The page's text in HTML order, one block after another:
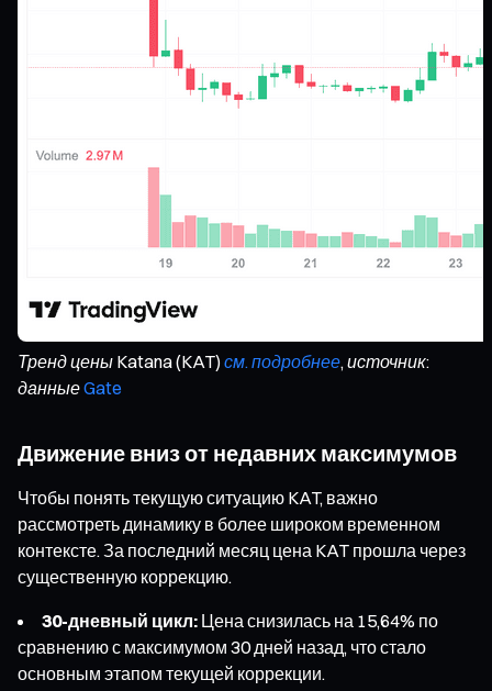
Тренд цены Katana (KAT)см. подробнее, источник:
данныеGate
Движение вниз от недавних максимумов
Чтобы понять текущую ситуацию KAT, важно
рассмотреть динамику в более широком временном
контексте. За последний месяц цена KAT прошла через
существенную коррекцию.
30-дневный цикл: Цена снизилась на 15,64% по
сравнению с максимумом 30 дней назад, что стало
основным этапом текущей коррекции.